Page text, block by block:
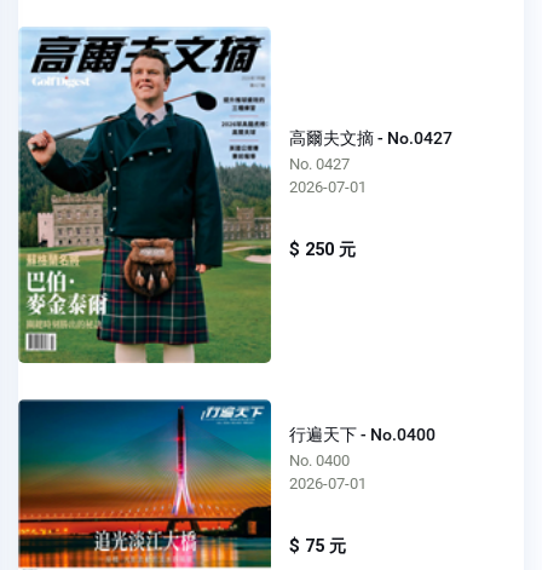
高爾夫文摘 - No.0427
No. 0427
2026-07-01
$ 250 元
行遍天下 - No.0400
No. 0400
2026-07-01
$ 75 元